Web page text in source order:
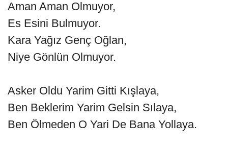
Aman Aman Olmuyor,
Es Esini Bulmuyor.
Kara Yağız Genç Oğlan,
Niye Gönlün Olmuyor.
Asker Oldu Yarim Gitti Kışlaya,
Ben Beklerim Yarim Gelsin Sılaya,
Ben Ölmeden O Yari De Bana Yollaya.